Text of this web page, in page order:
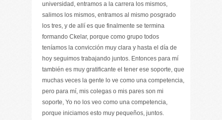
universidad, entramos a la carrera los mismos,
salimos los mismos, entramos al mismo posgrado
los tres, y de allí es que finalmente se termina
formando Ckelar, porque como grupo todos
teníamos la convicción muy clara y hasta el día de
hoy seguimos trabajando juntos. Entonces para mí
también es muy gratificante el tener ese soporte, que
muchas veces la gente lo ve como una competencia,
pero para mí, mis colegas o mis pares son mi
soporte, Yo no los veo como una competencia,
porque iniciamos esto muy pequeños, juntos.